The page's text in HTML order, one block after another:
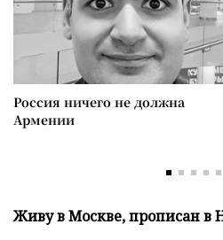
Россия ничего не должна
Армении
Живу в Москве, прописан в